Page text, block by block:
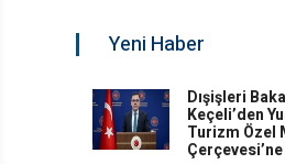
Yeni Haber
Dışişleri
Keçeli’den
Turizm Özel